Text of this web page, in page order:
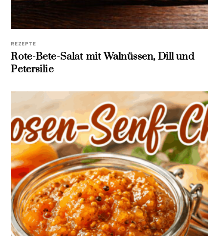
REZEPTE
Rote-Bete-Salat mit Walnüssen, Dill und
Petersilie